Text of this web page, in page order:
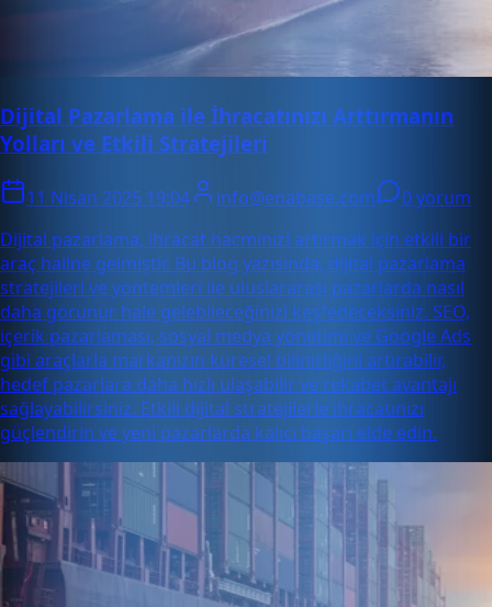
Dijital Pazarlama ile İhracatınızı Arttırmanın
Yolları ve Etkili Stratejileri
11 Nisan 2025 19:04 info@enabase.com
0 yorum
Dijital pazarlama, ihracat hacminizi artırmak için etkili bir
araç haline gelmiştir. Bu blog yazısında, dijital pazarlama
stratejileri ve yöntemleri ile uluslararası pazarlarda nasıl
daha görünür hale gelebileceğinizi keşfedeceksiniz. SEO,
içerik pazarlaması, sosyal medya yönetimi ve Google Ads
gibi araçlarla markanızın küresel bilinirliğini artırabilir,
hedef pazarlara daha hızlı ulaşabilir ve rekabet avantajı
sağlayabilirsiniz. Etkili dijital stratejilerle ihracatınızı
güçlendirin ve yeni pazarlarda kalıcı başarı elde edin.